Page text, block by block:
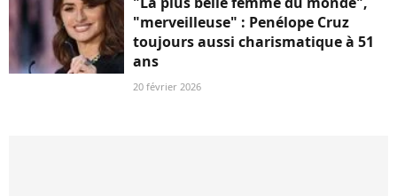
"merveilleuse" : Penélope Cruz
toujours aussi charismatique à 51
ans
20 février 2026